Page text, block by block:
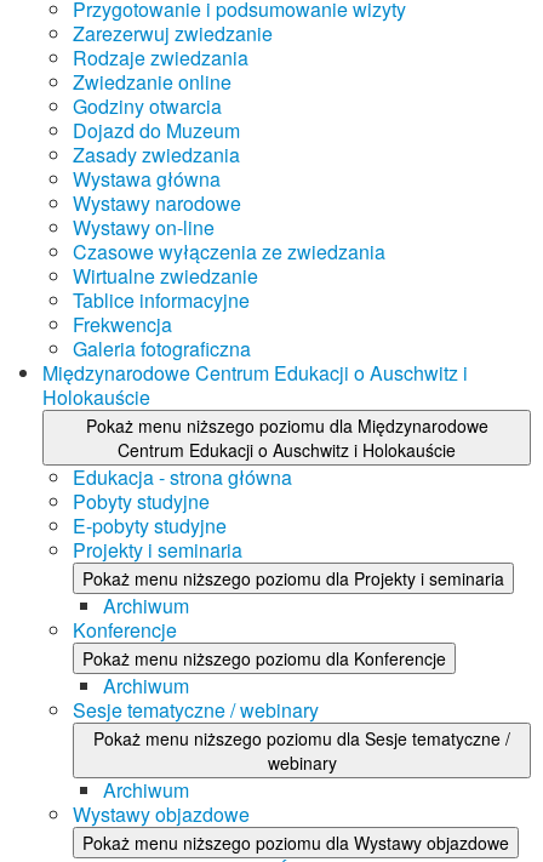
Przygotowanie i podsumowanie wizyty
Zarezerwuj zwiedzanie
Rodzaje zwiedzania
Zwiedzanie online
Godziny otwarcia
Dojazd do Muzeum
Zasady zwiedzania
Wystawa główna
Wystawy narodowe
Wystawy on-line
Czasowe wyłączenia ze zwiedzania
Wirtualne zwiedzanie
Tablice informacyjne
Frekwencja
Galeria fotograficzna
Międzynarodowe Centrum Edukacji o Auschwitz i
Holokauście
Pokaż menu niższego poziomu dla Międzynarodowe
Centrum Edukacji o Auschwitz i Holokauście
Edukacja - strona główna
Pobyty studyjne
E-pobyty studyjne
Projekty i seminaria
Pokaż menu niższego poziomu dla Projekty i seminaria
Archiwum
Konferencje
Pokaż menu niższego poziomu dla Konferencje
Archiwum
Sesje tematyczne / webinary
Pokaż menu niższego poziomu dla Sesje tematyczne /
webinary
Archiwum
Wystawy objazdowe
Pokaż menu niższego poziomu dla Wystawy objazdowe